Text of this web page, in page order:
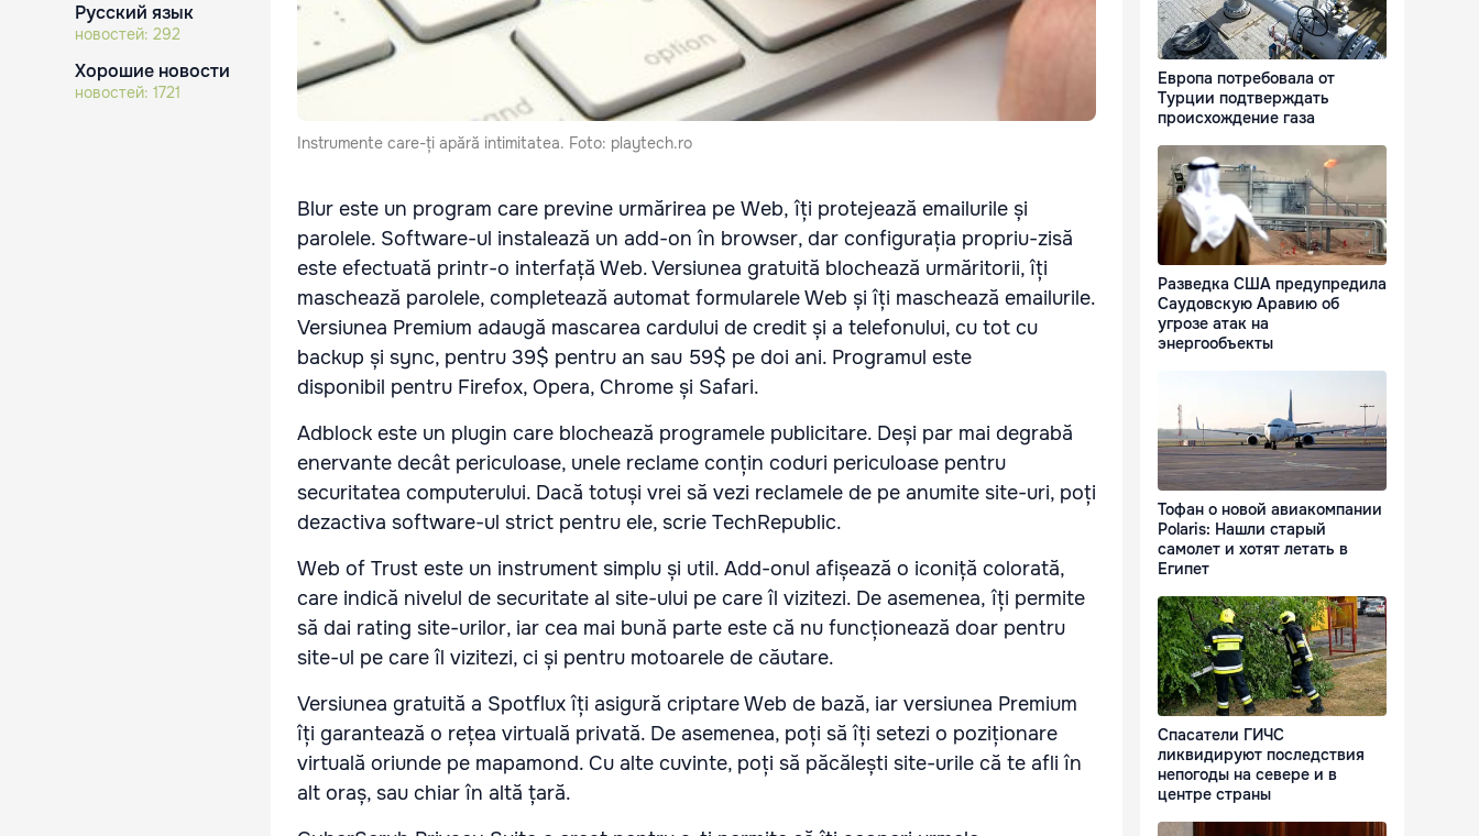
Русский язык
новостей: 292
Хорошие новости
новостей: 1721
Instrumente care-ți apără intimitatea. Foto: playtech.ro
Blur este un program care previne urmărirea pe Web, îți protejează emailurile și
parolele. Software-ul instalează un add-on în browser, dar configurația propriu-zisă
este efectuată printr-o interfață Web. Versiunea gratuită blochează urmăritorii, îți
maschează parolele, completează automat formularele Web și îți maschează emailurile.
Versiunea Premium adaugă mascarea cardului de credit și a telefonului, cu tot cu
backup și sync, pentru 39$ pentru an sau 59$ pe doi ani. Programul este
disponibil pentru Firefox, Opera, Chrome și Safari.
Adblock este un plugin care blochează programele publicitare. Deși par mai degrabă
enervante decât periculoase, unele reclame conțin coduri periculoase pentru
securitatea computerului. Dacă totuși vrei să vezi reclamele de pe anumite site-uri, poți
dezactiva software-ul strict pentru ele, scrie TechRepublic.
Web of Trust este un instrument simplu și util. Add-onul afișează o iconiță colorată,
care indică nivelul de securitate al site-ului pe care îl vizitezi. De asemenea, îți permite
să dai rating site-urilor, iar cea mai bună parte este că nu funcționează doar pentru
site-ul pe care îl vizitezi, ci și pentru motoarele de căutare.
Versiunea gratuită a Spotflux îți asigură criptare Web de bază, iar versiunea Premium
îți garantează o rețea virtuală privată. De asemenea, poți să îți setezi o poziționare
virtuală oriunde pe mapamond. Cu alte cuvinte, poți să păcălești site-urile că te afli în
alt oraș, sau chiar în altă țară.
Европа потребовала от
Турции подтверждать
происхождение газа
Разведка США предупредила
Саудовскую Аравию об
угрозе атак на
энергообъекты
Тофан о новой авиакомпании
Polaris: Нашли старый
самолет и хотят летать в
Египет
Спасатели ГИЧС
ликвидируют последствия
непогоды на севере и в
центре страны